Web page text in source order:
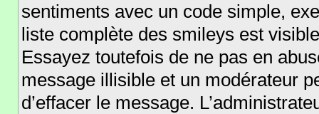
sentiments avec un code simple,
liste complète des smileys est
Essayez toutefois de ne pas en
message illisible et un modérateur
d’effacer le message.